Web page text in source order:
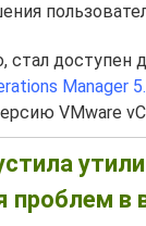
стал доступен
Manager
VMware
проблем в